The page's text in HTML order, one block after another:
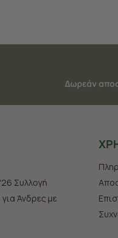
Δωρεάν
Συλλογή
Άνδρες με